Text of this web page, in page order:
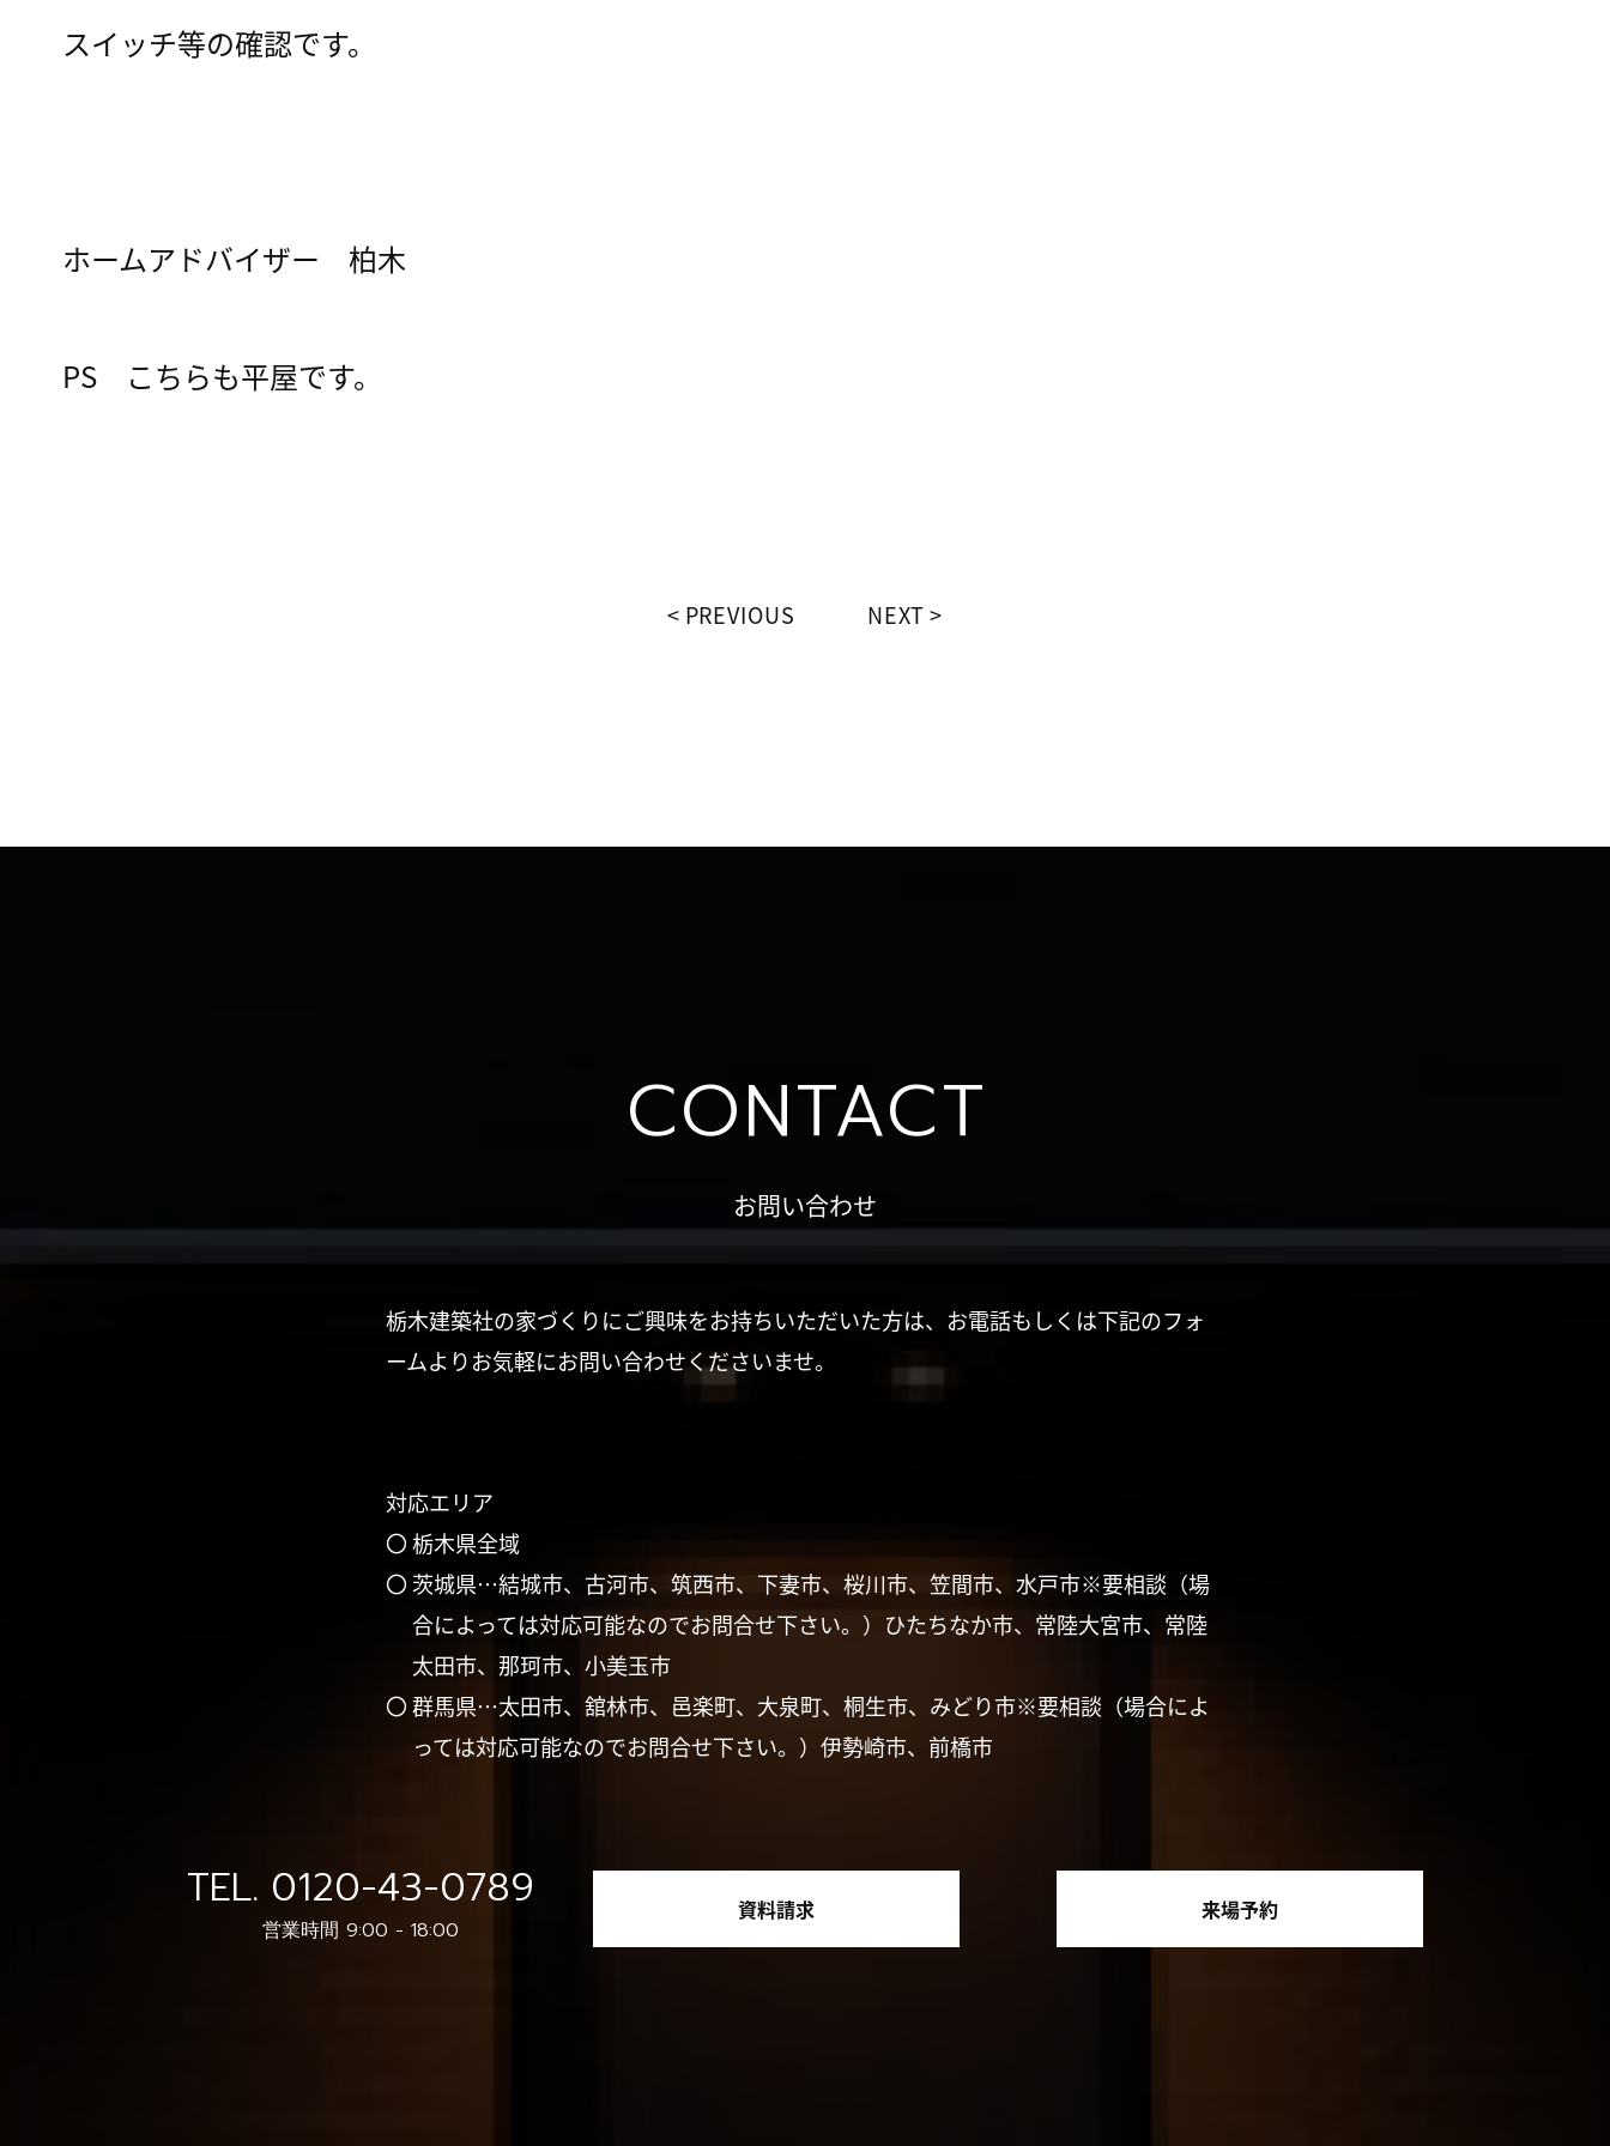
スイッチ等の確認です。
ホームアドバイザー 柏木
PS こちらも平屋です。
PREVIOUS NEXT
CONTACT
お問い合わせ
栃木建築社の家づくりにご興味をお持ちいただいた方は、お電話もしくは下記のフォ
ームよりお気軽にお問い合わせくださいませ。
対応エリア
〇 栃木県全域
〇 茨城県…結城市、古河市、筑西市、下妻市、桜川市、笠間市、水戸市※要相談（場
合によっては対応可能なのでお問合せ下さい。）ひたちなか市、常陸大宮市、常陸
太田市、那珂市、小美玉市
〇 群馬県…太田市、舘林市、邑楽町、大泉町、桐生市、みどり市※要相談（場合によ
っては対応可能なのでお問合せ下さい。）伊勢崎市、前橋市
TEL. 0120-43-0789
営業時間 9:00 - 18:00
資料請求 来場予約